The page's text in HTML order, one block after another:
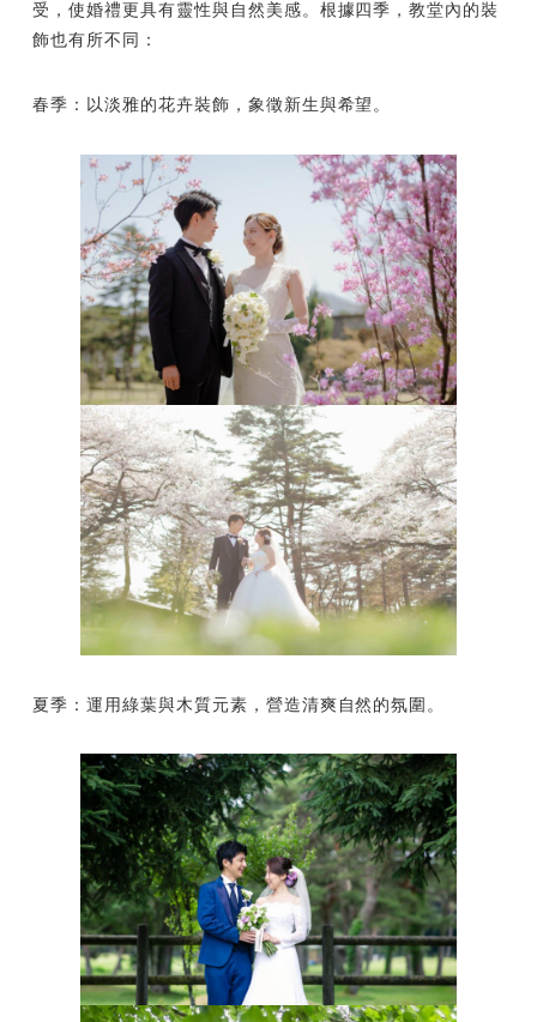
受，使婚禮更具有靈性與自然美感。根據四季，教堂內的裝
飾也有所不同：
春季：以淡雅的花卉裝飾，象徵新生與希望。
夏季：運用綠葉與木質元素，營造清爽自然的氛圍。